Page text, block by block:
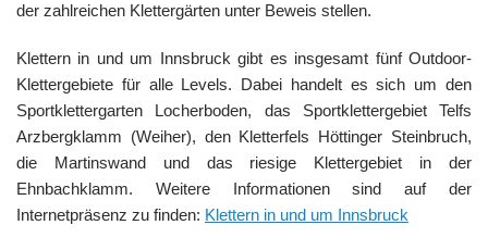
der zahlreichen Klettergärten unter Beweis stellen.
Klettern in und um Innsbruck gibt es insgesamt fünf Outdoor-
Klettergebiete für alle Levels. Dabei handelt es sich um den
Sportklettergarten Locherboden, das Sportklettergebiet Telfs
Arzbergklamm (Weiher), den Kletterfels Höttinger Steinbruch,
die Martinswand und das riesige Klettergebiet in der
Ehnbachklamm. Weitere Informationen sind auf der
Internetpräsenz zu finden: Klettern in und um Innsbruck